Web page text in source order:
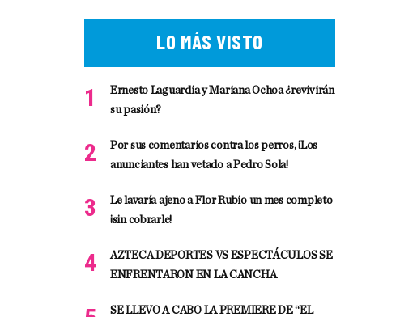
LO MÁS VISTO
Ernesto Laguardia y Mariana Ochoa ¿revivirán
su pasión?
Por sus comentarios contra los perros, ¡Los
anunciantes han vetado a Pedro Sola!
Le lavaría ajeno a Flor Rubio un mes completo
¡sin cobrarle!
AZTECA DEPORTES VS ESPECTÁCULOS SE
ENFRENTARON EN LA CANCHA
SE LLEVO A CABO LA PREMIERE DE “EL